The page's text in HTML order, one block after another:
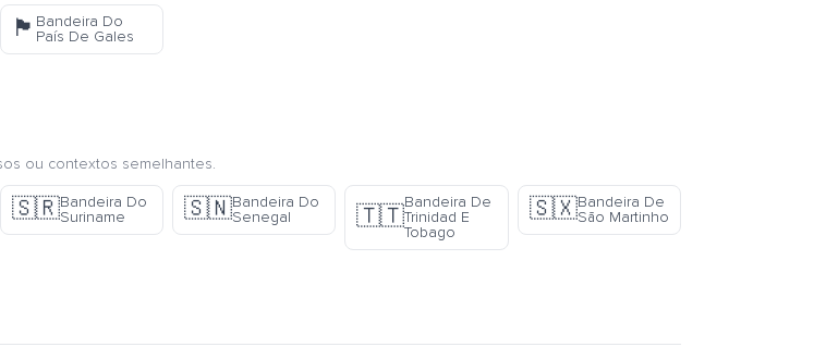
🏴󠁧󠁢󠁷󠁬󠁳󠁿 Bandeira Do
País De Gales
ou contextos semelhantes.
🇸🇷Bandeira Do
Suriname
🇸🇳Bandeira Do
Senegal
🇹🇹
Bandeira De
Trinidad E
Tobago
🇸🇽Bandeira De
São Martinho